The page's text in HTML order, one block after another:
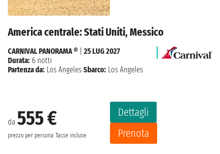
America centrale: Stati Uniti, Messico
da 555 €
prezzo per persona Tasse incluse
Dettagli
Prenota
CARNIVAL PANORAMA ®
25 LUG 2027
Durata: 6 notti
Partenza da: Los Angeles Sbarco: Los Angeles